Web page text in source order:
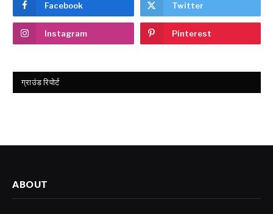
Facebook Twitter
Instagram Pinterest
ग्राउंड रिपोर्ट
ABOUT